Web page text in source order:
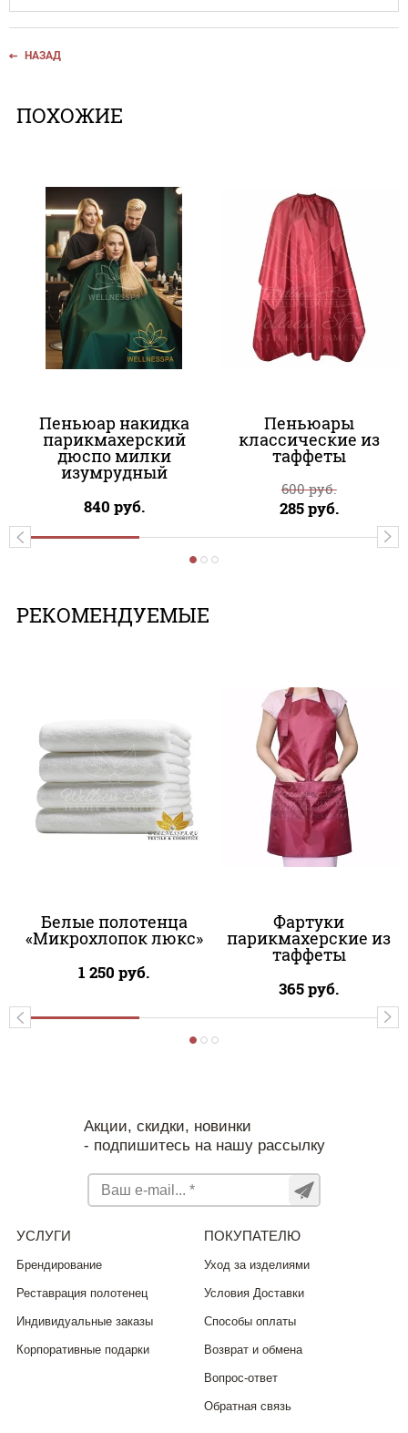
НАЗАД
РЕКОМЕНДУЕМЫЕ
Белые полотенца
«Микрохлопок люкс»
1 250 руб.
Фартуки
парикмахерские из
таффеты
365руб.
ПОХОЖИЕ
Пеньюар накидка
парикмахерский
дюспо милки
изумрудный
840 руб.
Пеньюары
классические из
таффеты
600руб.
285руб.
Акции, скидки, новинки
- подпишитесь на нашу рассылку
УСЛУГИ
Брендирование
Реставрация полотенец
Индивидуальные заказы
Корпоративные подарки
ПОКУПАТЕЛЮ
Уход за изделиями
Условия Доставки
Способы оплаты
Возврат и обмена
Вопрос-ответ
Обратная связь